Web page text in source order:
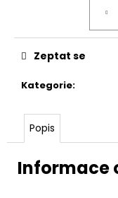
Kategorie:
Zeptat se
Popis
Informace
m
e